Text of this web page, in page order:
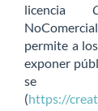
licencia
permite a
exponer
se
(https://